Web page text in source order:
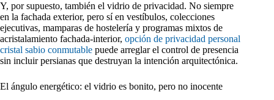
Y, por supuesto, también el vidrio de privacidad. No siempre
en la fachada exterior, pero sí en vestíbulos, colecciones
ejecutivas, mamparas de hostelería y programas mixtos de
acristalamiento fachada-interior, opción de privacidad personal
cristal sabio conmutable puede arreglar el control de presencia
sin incluir persianas que destruyan la intención arquitectónica.
El ángulo energético: el vidrio es bonito, pero no inocente